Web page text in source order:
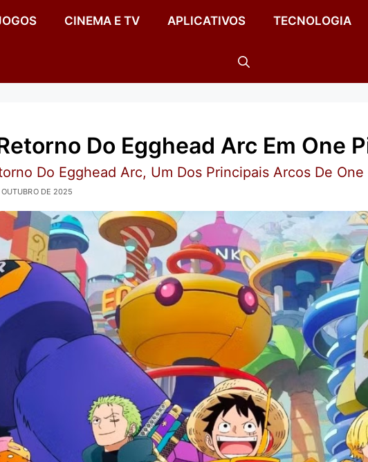
CINEMA E TV APLICATIVOS TECNOLOGIA
Do Egghead Arc Em One
Do Egghead Arc, Um Dos Principais Arcos De One
DE 2025